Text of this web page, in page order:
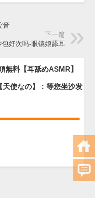
音
下一篇
包好次吗-眼镜娘舔耳
無料【耳舐めASMR】
使なの】：等您坐沙发